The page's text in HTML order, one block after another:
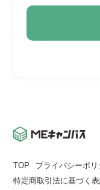
TOP プライバシーポリ
特定商取引法に基づく